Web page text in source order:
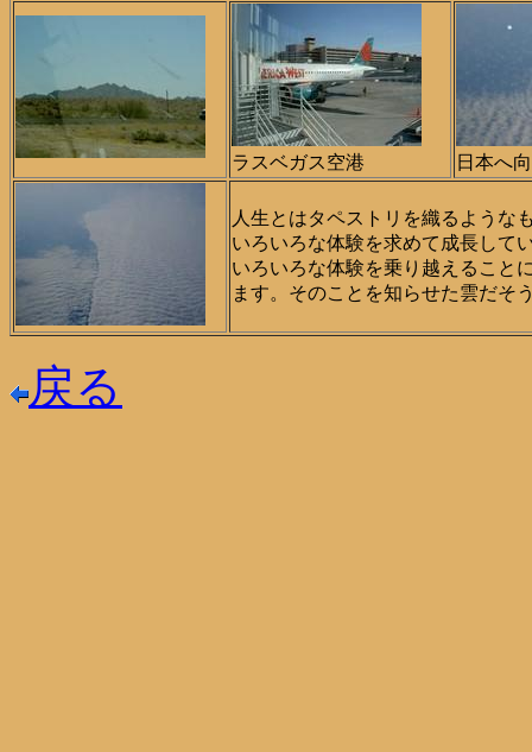
ラスベガス空港 日本へ
人生とはタペストリを織るような
いろいろな体験を求めて成長して
いろいろな体験を乗り越えること
ます。そのことを知らせた雲だそ
戻る